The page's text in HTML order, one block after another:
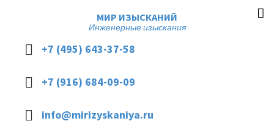
МИР ИЗЫСКАНИЙ
Инженерные изыскания
+7 (495) 643-37-58
+7 (916) 684-09-09
info@mirizyskaniya.ru